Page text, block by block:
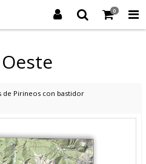
0
de Pirineos con bastidor